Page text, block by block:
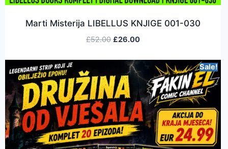
Marti Misterija LIBELLUS KNJIGE 001-030
£52.00 £26.00
Sale!